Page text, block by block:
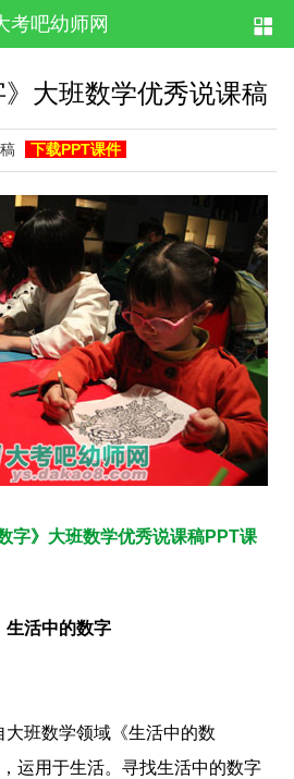
考吧幼师网
》大班数学优秀说课稿
下载PPT课件
字》大班数学优秀说课稿PPT课
生活中的数字
班数学领域《生活中的数
运用于生活。寻找生活中的数字